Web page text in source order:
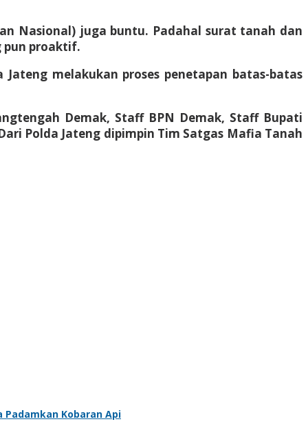
Nasional) juga buntu. Padahal surat tanah dan
pun proaktif.
melakukan proses penetapan batas-batas
Demak, Staff BPN Demak, Staff Bupati
Polda Jateng dipimpin Tim Satgas Mafia Tanah
Padamkan Kobaran Api